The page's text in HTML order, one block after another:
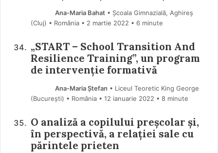
Ana-Maria Bahat• Școala Gimnazială, Aghireș
(Cluj) • România
2 martie 2022 • 6 minute
„START – School Transition And
Resilience Training”, un program
de intervenție formativă
Ana-Maria Ștefan • Liceul Teoretic King George
(Bucureşti) • România
12 ianuarie 2022 • 8 minute
O analiză a copilului preșcolar și,
în perspectivă, a relației sale cu
părintele prieten